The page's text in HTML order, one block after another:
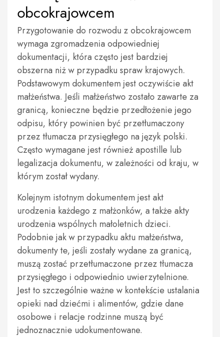
obcokrajowcem
Przygotowanie do rozwodu z obcokrajowcem
wymaga zgromadzenia odpowiedniej
dokumentacji, która często jest bardziej
obszerna niż w przypadku spraw krajowych.
Podstawowym dokumentem jest oczywiście akt
małżeństwa. Jeśli małżeństwo zostało zawarte za
granicą, konieczne będzie przedłożenie jego
odpisu, który powinien być przetłumaczony
przez tłumacza przysięgłego na język polski.
Często wymagane jest również apostille lub
legalizacja dokumentu, w zależności od kraju, w
którym został wydany.
Kolejnym istotnym dokumentem jest akt
urodzenia każdego z małżonków, a także akty
urodzenia wspólnych małoletnich dzieci.
Podobnie jak w przypadku aktu małżeństwa,
dokumenty te, jeśli zostały wydane za granicą,
muszą zostać przetłumaczone przez tłumacza
przysięgłego i odpowiednio uwierzytelnione.
Jest to szczególnie ważne w kontekście ustalania
opieki nad dziećmi i alimentów, gdzie dane
osobowe i relacje rodzinne muszą być
jednoznacznie udokumentowane.